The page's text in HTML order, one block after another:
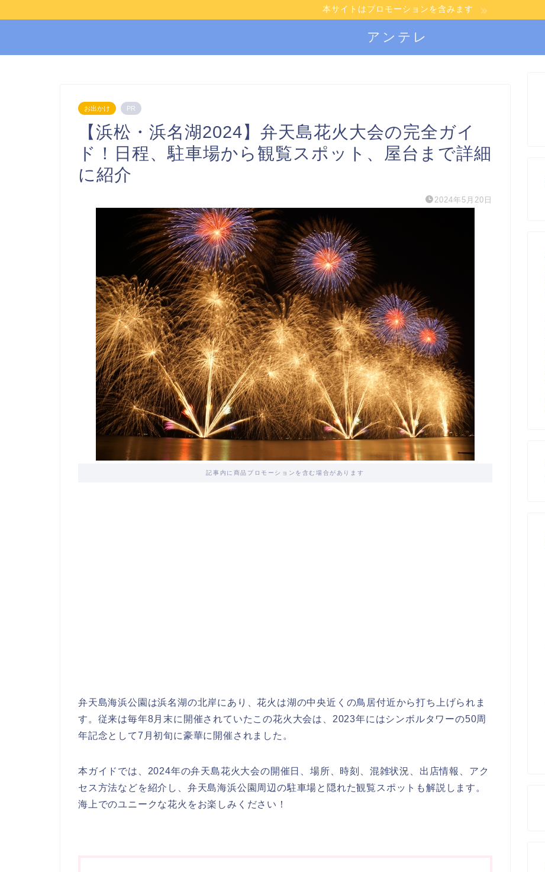
本サイトはプロモーションを含みます
アンテレ
お出かけ PR
【浜松・浜名湖2024】弁天島花火大会の完全ガイ
ド！日程、駐車場から観覧スポット、屋台まで詳細
に紹介
2024年5月20日
記事内に商品プロモーションを含む場合があります
弁天島海浜公園は浜名湖の北岸にあり、花火は湖の中央近くの鳥居付近から打ち上げられま
す。従来は毎年8月末に開催されていたこの花火大会は、2023年にはシンボルタワーの50周
年記念として7月初旬に豪華に開催されました。
本ガイドでは、 2024年の弁天島花火大会の開催日、場所、時刻、混雑状況、出店情報、アク
セス方法などを紹介し、弁天島海浜公園周辺の駐車場と隠れた観覧スポットも解説します。
海上でのユニークな花火をお楽しみください！